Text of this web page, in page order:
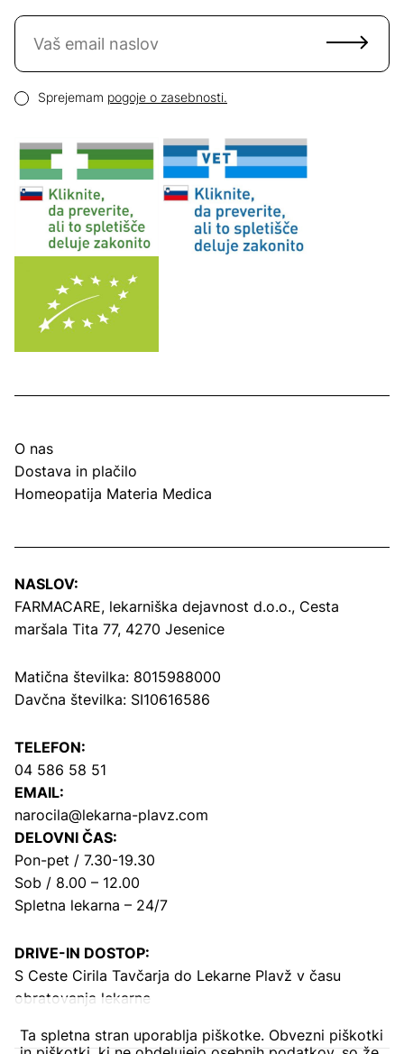
Naročite se na novice
Pogoji zasebnosti
Sprejemam pogoje o zasebnosti.
O nas
Dostava in plačilo
Homeopatija Materia Medica
NASLOV:
FARMACARE, lekarniška dejavnost d.o.o., Cesta
maršala Tita 77, 4270 Jesenice
Matična številka: 8015988000
Davčna številka: SI10616586
TELEFON:
04 586 58 51
EMAIL:
narocila@lekarna-plavz.com
DELOVNI ČAS:
Pon-pet / 7.30-19.30
Sob / 8.00 – 12.00
Spletna lekarna – 24/7
DRIVE-IN DOSTOP:
S Ceste Cirila Tavčarja do Lekarne Plavž v času
obratovanja lekarne
Ta spletna stran uporablja piškotke. Obvezni piškotki